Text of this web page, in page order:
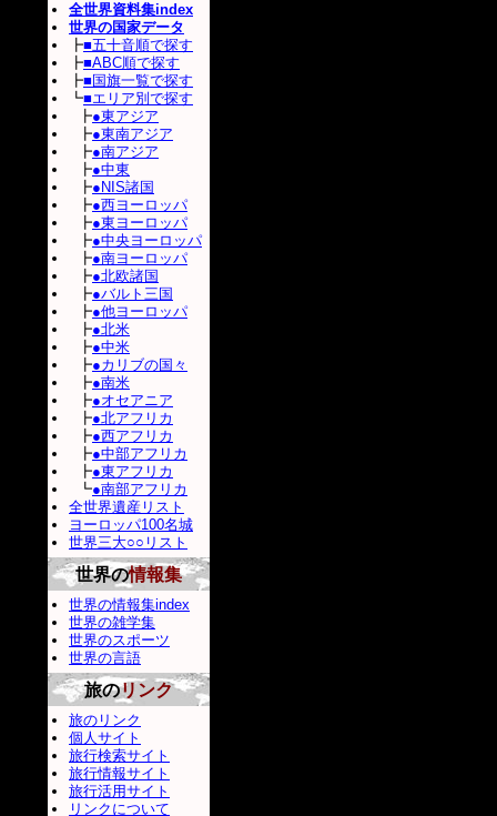
全世界資料集index
世界の国家データ
┣■五十音順で探す
┣■ABC順で探す
┣■国旗一覧で探す
┗■エリア別で探す
┣●東アジア
┣●東南アジア
┣●南アジア
┣●中東
┣●NIS諸国
┣●西ヨーロッパ
┣●東ヨーロッパ
┣●中央ヨーロッパ
┣●南ヨーロッパ
┣●北欧諸国
┣●バルト三国
┣●他ヨーロッパ
┣●北米
┣●中米
┣●カリブの国々
┣●南米
┣●オセアニア
┣●北アフリカ
┣●西アフリカ
┣●中部アフリカ
┣●東アフリカ
┗●南部アフリカ
全世界遺産リスト
ヨーロッパ100名城
世界三大○○リスト
世界の情報集
世界の情報集index
世界の雑学集
世界のスポーツ
世界の言語
旅のリンク
旅のリンク
個人サイト
旅行検索サイト
旅行情報サイト
旅行活用サイト
リンクについて